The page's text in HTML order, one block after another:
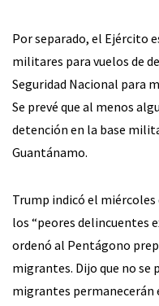
Por separado, el Ejército
militares para vuelos de
Seguridad Nacional para
Se prevé que al menos
detención en la base
Guantánamo.
Trump indicó el miércoles
los “peores delincuentes
ordenó al Pentágono
migrantes. Dijo que no se
migrantes permanecerán